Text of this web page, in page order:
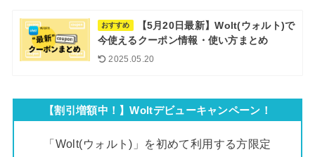
おすすめ
【5月20日最新】Wolt(ウォルト)で
今使えるクーポン情報・使い方まとめ
2025.05.20
【割引増額中！】Woltデビューキャンペーン！
「Wolt(ウォルト)」を初めて利用する方限定